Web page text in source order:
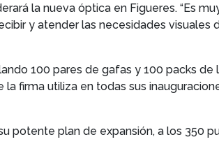
la nueva óptica en Figueres. “Es
y atender las necesidades visuales
100 pares de gafas y 100 packs de
firma utiliza en todas sus
potente plan de expansión, a los 350